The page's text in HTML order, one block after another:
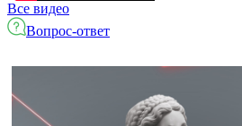
Все видео
Вопрос-ответ